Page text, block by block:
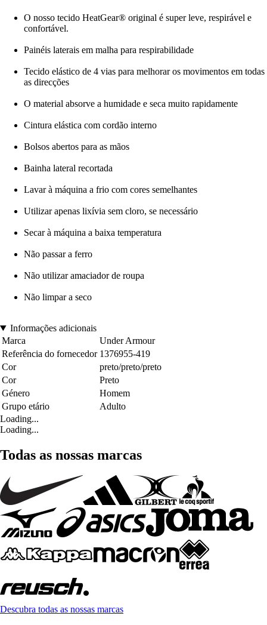
O nosso tecido HeatGear® original é super leve, respirável e
confortável.
Painéis laterais em malha para respirabilidade
Tecido elástico de 4 vias para melhorar os movimentos em todas
as direcções
O material absorve a humidade e seca muito rapidamente
Cintura elástica com cordão interno
Bolsos abertos para as mãos
Bainha lateral recortada
Lavar à máquina a frio com cores semelhantes
Utilizar apenas lixívia sem cloro, se necessário
Secar à máquina a baixa temperatura
Não passar a ferro
Não utilizar amaciador de roupa
Não limpar a seco
Informações adicionais
Marca
Under Armour
Referência do fornecedor 1376955-419
Cor
preto/preto/preto
Cor
Preto
Género
Homem
Grupo etário
Adulto
Loading...
Loading...
Todas as nossas marcas
Descubra todas as nossas marcas